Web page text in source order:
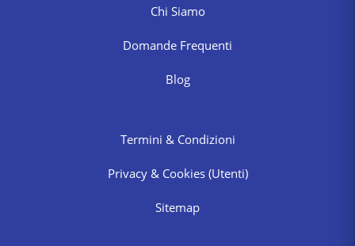
Chi Siamo
Domande Frequenti
Blog
Termini & Condizioni
Privacy & Cookies (Utenti)
Sitemap